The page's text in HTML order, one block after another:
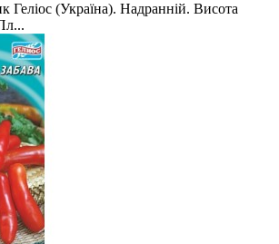
Геліос (Україна). Надранній. Висота